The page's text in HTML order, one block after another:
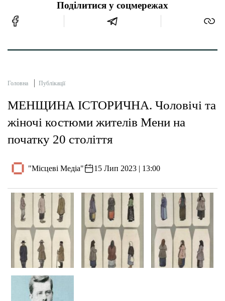
Поділитися у соцмережах
Головна Публікації
МЕНЩИНА ІСТОРИЧНА. Чоловічі та
жіночі костюми жителів Мени на
початку 20 століття
"Місцеві Медіа" 15 Лип 2023 | 13:00